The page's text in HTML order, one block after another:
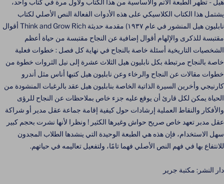
هيل - تظهر الطبعة الأتم والأساسية من هذا الكتاب ولأول مرة في كتاب واحد،
يشتمل هذا الكتاب الكلاسيكي على هذه الأدوات الفعالة النص الأصلي لكتاب
نابليون هيل المنشور في عام ١٩٣٧) مقدمة حديثة Think and Grow Rich أقوال
مقتبسة للذكرى والإلهام أقوال إضافية عن النجاح مقتبسة من حياة أعظم
الشخصيات التاريخية أسئلة خاصة بالنجاح في نهاية كل فصل : خطوات فعلية
خاصة بالنجاح مرتبطة بكل نابليون هيل الثلاث عشرة إلى نيل الثروات خطوة من
خطوات مقالات عن النجاح والرخاء وعن نابليون هيل كتبها أناس مثل أندرو
كارنيجي وأخرين السيرة الذاتية الخاصة بنابليون هيل عقد بالرغبات المنشودة من
الحياة يمكن لكل قارئ أن يوقع عليه جزء خاص بملاحظات عن النجاح للرؤى
والأفكار والنقاط العملية إرشادات حول كيفية إقامة جماعة عقل مدير أو شراكة
عقل مدبر تعهد خاص صريح حواش وغيرها الكثير ! ونظرا لأنها نشرت بحجم كبير
سهل الاستخدام، فإن هذه هي الطبعة الوحيدة التي ينشدها الطلاب المجدون
للانتفاع بها في فهم النص الأصلي فهما تامًا، ولتفعيل تعاليمه في حياتهم.
دار النشر: مكتبة جرير